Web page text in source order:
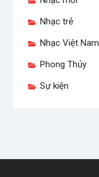
Nhạc trẻ
Nhạc Việt Nam
Phong Thủy
Sự kiện